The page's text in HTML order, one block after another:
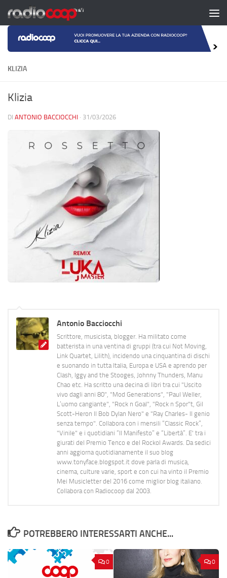
Salta al contenuto
KLIZIA
Klizia
DI ANTONIO BACCIOCCHI · 31/03/2026
Antonio Bacciocchi
Scrittore, musicista, blogger. Ha militato come
batterista in una ventina di gruppi (tra cui Not Moving,
Link Quartet, Lilith), incidendo una cinquantina di dischi
e suonando in tutta Italia, Europa e USA e aprendo per
Clash, Iggy and the Stooges, Johnny Thunders, Manu
Chao etc. Ha scritto una decina di libri tra cui "Uscito
vivo dagli anni 80", "Mod Generations", "Paul Weller,
L’uomo cangiante", "Rock n Goal", "Rock n Spor"t, Gil
Scott-Heron Il Bob Dylan Nero" e "Ray Charles- Il genio
senza tempo". Collabora con i mensili “Classic Rock”,
"Vinile" e i quotidiani “Il Manifesto” e “Libertà”. E' tra i
giurati del Premio Tenco e del Rockol Awards. Da sedici
anni aggiorna quotidianamente il suo blog
www.tonyface.blogspot.it dove parla di musica,
cinema, culture varie, sport e con cui ha vinto il Premio
Mei Musicletter del 2016 come miglior blog italiano.
Collabora con Radiocoop dal 2003.
POTREBBERO INTERESSARTI ANCHE...
0 0